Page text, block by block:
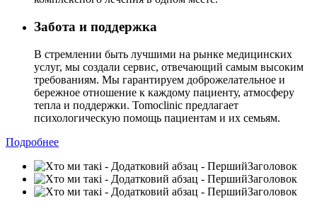
Забота и поддержка
В стремлении быть лучшими на рынке медицинских
услуг, мы создали сервис, отвечающий самым высоким
требованиям. Мы гарантируем доброжелательное и
бережное отношение к каждому пациенту, атмосферу
тепла и поддержки. Tomoclinic предлагает
психологическую помощь пациентам и их семьям.
Подробнее